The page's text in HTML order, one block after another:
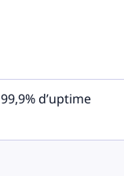
99,9% d’uptime